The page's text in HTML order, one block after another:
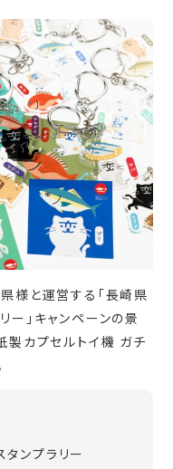
様と運営する「長崎県
ー」キャンペーンの景
製カプセルトイ機 ガチ
ンプラリー